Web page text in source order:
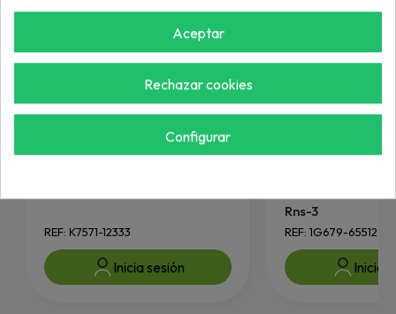
Palier Articulado....
REF: K7571-12333
Inicia sesión
Calentador
Rns-3
REF: 1G679-65512
Inicia
Aceptar
Rechazar cookies
Configurar